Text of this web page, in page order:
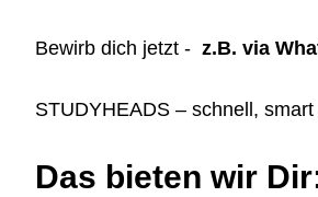
Bewirb dich jetzt - z.B. via
STUDYHEADS – schnell,
Das bieten wir